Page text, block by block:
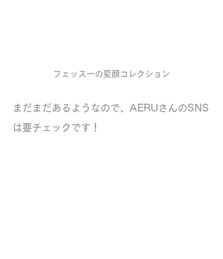
フェッスーの変顔コレクション
まだまだあるようなので、AERUさんのSNS
は要チェックです！